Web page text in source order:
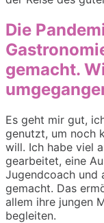
Die
gemacht.
Es geht mir gut,
genutzt, um noch
will. Ich habe viel
gearbeitet, eine
Jugendcoach und
gemacht. Das
allem ihre jungen
begleiten.